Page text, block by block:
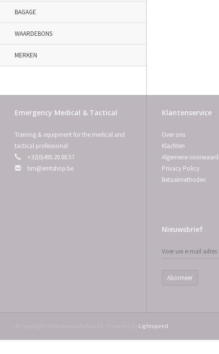
BAGAGE
WAARDEBONS
MERKEN
Emergency Medical & Tactical
Training & equipment for the medical and
tactical professional
+32(0)495.20.88.57
tim@emtshop.be
Klantenservice
Over ons
Klachten
Algemene
Privacy Policy
Betaalmethoden
Nieuwsbrief
Abonneer
Lightspeed